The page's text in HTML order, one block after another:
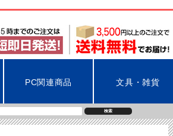
PC関連商品 文具・雑貨
検索